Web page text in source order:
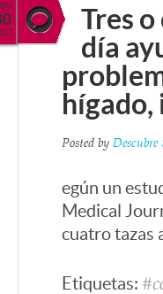
Tres
día
hígado,
Posted by Descubre
egún un
Medical
cuatro tazas
Etiquetas: